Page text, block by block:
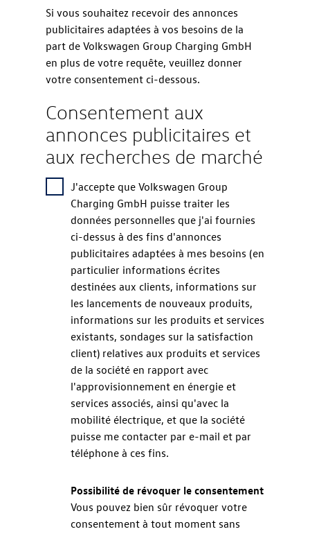
Si vous souhaitez recevoir des annonces
publicitaires adaptées à vos besoins de la
part de Volkswagen Group Charging GmbH
en plus de votre requête, veuillez donner
votre consentement ci-dessous.
Consentement aux
annonces publicitaires et
aux recherches de marché
J'accepte que Volkswagen Group
Charging GmbH puisse traiter les
données personnelles que j'ai fournies
ci-dessus à des fins d'annonces
publicitaires adaptées à mes besoins (en
particulier informations écrites
destinées aux clients, informations sur
les lancements de nouveaux produits,
informations sur les produits et services
existants, sondages sur la satisfaction
client) relatives aux produits et services
de la société en rapport avec
l'approvisionnement en énergie et
services associés, ainsi qu'avec la
mobilité électrique, et que la société
puisse me contacter par e-mail et par
téléphone à ces fins.
Possibilité de révoquer le consentement
Vous pouvez bien sûr révoquer votre
consentement à tout moment sans